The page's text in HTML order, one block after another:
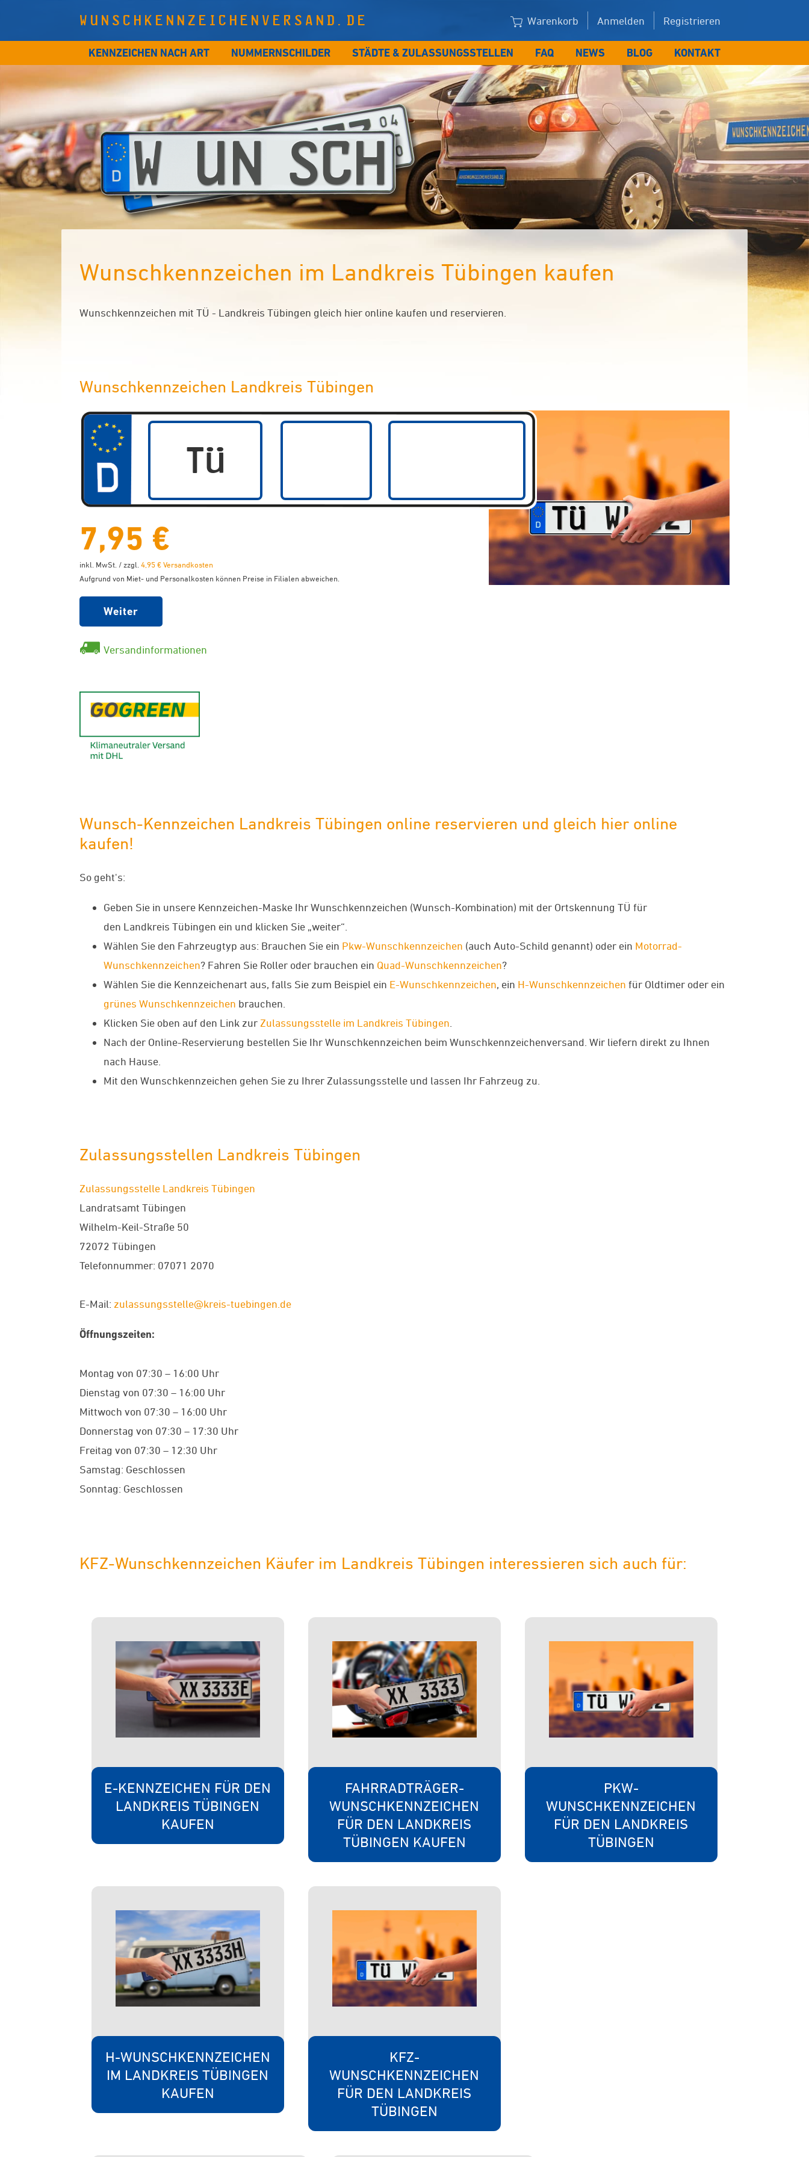
WUNSCHKENNZEICHENVERSAND.DE Warenkorb Anmelden Registrieren
KENNZEICHEN NACH ART NUMMERNSCHILDER STÄDTE & ZULASSUNGSSTELLEN FAQ NEWS BLOG KONTAKT
Wunschkennzeichen im Landkreis Tübingen kaufen
Wunschkennzeichen mit TÜ - Landkreis Tübingen gleich hier online kaufen und reservieren.
Wunschkennzeichen Landkreis Tübingen
7,95 €
inkl. MwSt. / zzgl. 4,95 € Versandkosten
Aufgrund von Miet- und Personalkosten können Preise in Filialen abweichen.
Weiter
Versandinformationen
Wunsch-Kennzeichen Landkreis Tübingen online reservieren und gleich hier online
kaufen!
So geht's:
Geben Sie in unsere Kennzeichen-Maske Ihr Wunschkennzeichen (Wunsch-Kombination) mit der Ortskennung TÜ für
den Landkreis Tübingen ein und klicken Sie „weiter“.
Wählen Sie den Fahrzeugtyp aus: Brauchen Sie ein Pkw-Wunschkennzeichen (auch Auto-Schild genannt) oder ein Motorrad-
Wunschkennzeichen? Fahren Sie Roller oder brauchen ein Quad-Wunschkennzeichen?
Wählen Sie die Kennzeichenart aus, falls Sie zum Beispiel ein E-Wunschkennzeichen, ein H-Wunschkennzeichen für Oldtimer oder ein
grünes Wunschkennzeichen brauchen.
Klicken Sie oben auf den Link zur Zulassungsstelle im Landkreis Tübingen
Nach der Online-Reservierung bestellen Sie Ihr Wunschkennzeichen beim Wunschkennzeichenversand. Wir liefern direkt zu Ihnen
nach Hause.
Mit den Wunschkennzeichen gehen Sie zu Ihrer Zulassungsstelle und lassen Ihr Fahrzeug zu.
Zulassungsstellen Landkreis Tübingen
Zulassungsstelle Landkreis Tübingen
Landratsamt Tübingen
Wilhelm-Keil-Straße 50
72072 Tübingen
Telefonnummer: 07071 2070
E-Mail: zulassungsstelle@kreis-tuebingen.de
Öffnungszeiten:
Montag von 07:30 – 16:00 Uhr
Dienstag von 07:30 – 16:00 Uhr
Mittwoch von 07:30 – 16:00 Uhr
Donnerstag von 07:30 – 17:30 Uhr
Freitag von 07:30 – 12:30 Uhr
Samstag: Geschlossen
Sonntag: Geschlossen
KFZ-Wunschkennzeichen Käufer im Landkreis Tübingen interessieren sich auch für:
E-KENNZEICHEN FÜR DEN
LANDKREIS TÜBINGEN
KAUFEN
FAHRRADTRÄGER-
WUNSCHKENNZEICHEN
FÜR DEN LANDKREIS
TÜBINGEN KAUFEN
PKW-
WUNSCHKENNZEICHEN
FÜR DEN LANDKREIS
TÜBINGEN
H-WUNSCHKENNZEICHEN
IM LANDKREIS TÜBINGEN
KAUFEN
KFZ-
WUNSCHKENNZEICHEN
FÜR DEN LANDKREIS
TÜBINGEN